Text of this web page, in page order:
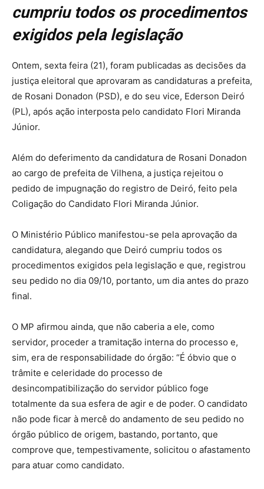
cumpriu todos os procedimentos
exigidos pela legislação
Ontem, sexta feira (21), foram publicadas as decisões da
justiça eleitoral que aprovaram as candidaturas a prefeita,
de Rosani Donadon (PSD), e do seu vice, Ederson Deiró
(PL), após ação interposta pelo candidato Flori Miranda
Júnior.
Além do deferimento da candidatura de Rosani Donadon
ao cargo de prefeita de Vilhena, a justiça rejeitou o
pedido de impugnação do registro de Deiró, feito pela
Coligação do Candidato Flori Miranda Júnior.
O Ministério Público manifestou-se pela aprovação da
candidatura, alegando que Deiró cumpriu todos os
procedimentos exigidos pela legislação e que, registrou
seu pedido no dia 09/10, portanto, um dia antes do prazo
final.
O MP afirmou ainda, que não caberia a ele, como
servidor, proceder a tramitação interna do processo e,
sim, era de responsabilidade do órgão: “É óbvio que o
trâmite e celeridade do processo de
desincompatibilização do servidor público foge
totalmente da sua esfera de agir e de poder. O candidato
não pode ficar à mercê do andamento de seu pedido no
órgão público de origem, bastando, portanto, que
comprove que, tempestivamente, solicitou o afastamento
para atuar como candidato.